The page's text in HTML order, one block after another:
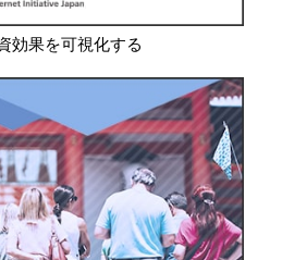
効果を可視化する